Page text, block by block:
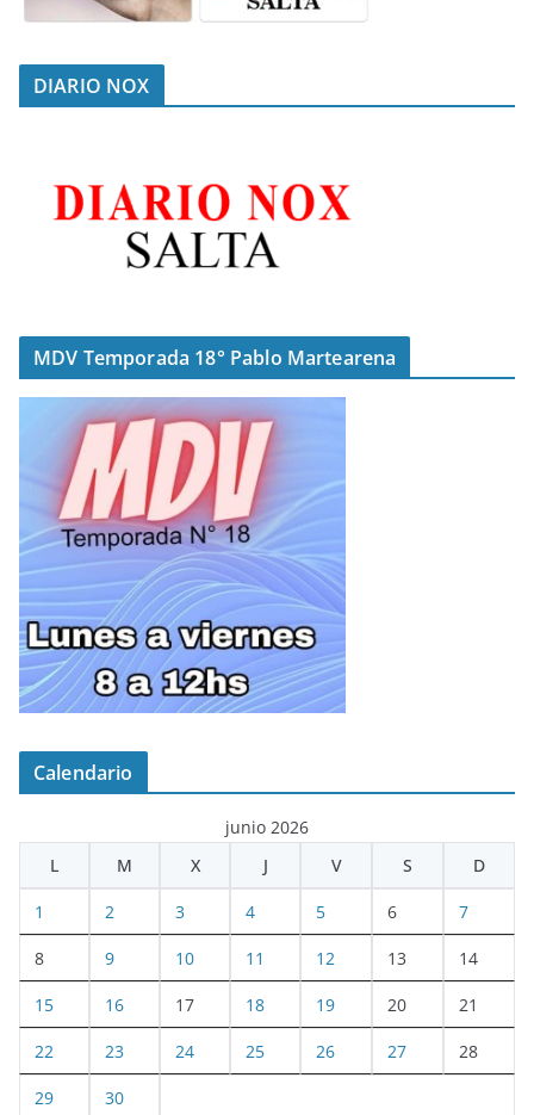
DIARIO NOX
MDV Temporada 18° Pablo Martearena
Calendario
junio 2026
L
M X J V S D
1 2 3 4 5 6 7
8 9 10 11 12 13 14
15 16 17 18 19 20 21
22 23 24 25 26 27 28
29 30